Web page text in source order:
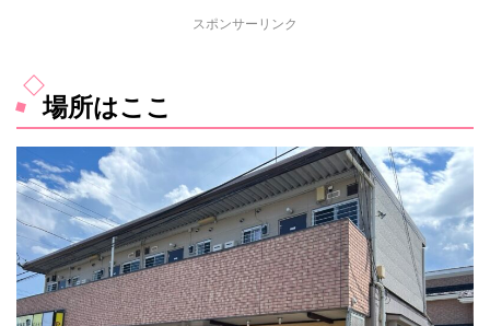
スポンサーリンク
場所はここ